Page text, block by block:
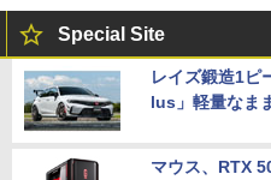
Special Site
レイズ鍛造1ピ
lus」軽量なま
マウス、RTX